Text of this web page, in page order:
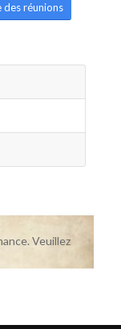
des réunions
Veuillez